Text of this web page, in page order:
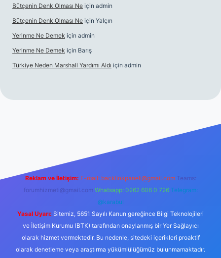
Bütçenin Denk Olması Ne için admin
Bütçenin Denk Olması Ne için Yalçın
Yerinme Ne Demek için admin
Yerinme Ne Demek için Barış
Türkiye Neden Marshall Yardımı Aldı için admin
hiltonbet yeni giriş
Reklam ve İletişim: E-mail: backlinkpaneli@gmail.com Teams:
forumhizmeti@gmail.com Whatsapp: 0262 606 0 726 Telegram:
@karabul
Yasal Uyarı: Sitemiz, 5651 Sayılı Kanun gereğince Bilgi Teknolojileri
ve İletişim Kurumu (BTK) tarafından onaylanmış bir Yer Sağlayıcı
olarak hizmet vermektedir. Bu nedenle, sitedeki içerikleri proaktif
olarak denetleme veya araştırma yükümlülüğümüz bulunmamaktadır.